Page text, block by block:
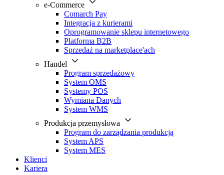
e-Commerce
Comarch Pay
Integracja z kurierami
Oprogramowanie sklepu internetowego
Platforma B2B
Sprzedaż na marketplace'ach
Handel
Program sprzedażowy
System OMS
Systemy POS
Wymiana Danych
System WMS
Produkcja przemysłowa
Program do zarządzania produkcją
System APS
System MES
Klienci
Kariera